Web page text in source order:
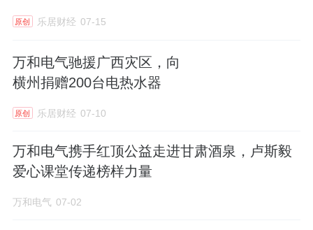
原创 乐居财经 07-15
万和电气驰援广西灾区，向
横州捐赠200台电热水器
原创 乐居财经 07-10
万和电气携手红顶公益走进甘肃酒泉，卢斯毅
爱心课堂传递榜样力量
万和电气 07-02